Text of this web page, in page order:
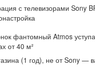
с телевизорами Sony
фантомный Atmos
от 40 м²
(1 год), не от Sony —